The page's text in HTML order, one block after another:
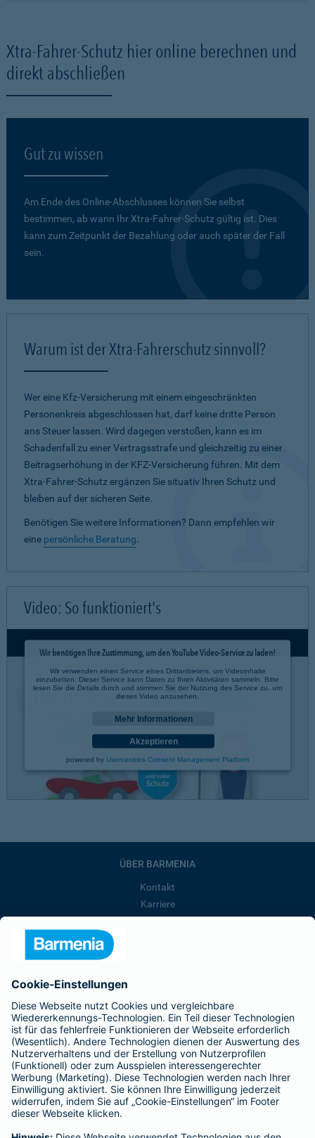
Xtra-Fahrer-Schutz hier online berechnen und
direkt abschließen
Gut zu wissen
Am Ende des Online-Abschlusses können Sie selbst
bestimmen, ab wann Ihr Xtra-Fahrer-Schutz gültig ist. Dies
kann zum Zeitpunkt der Bezahlung oder auch später der Fall
sein.
Warum ist der Xtra-Fahrerschutz sinnvoll?
Wer eine Kfz-Versicherung mit einem eingeschränkten
Personenkreis abgeschlossen hat, darf keine dritte Person
ans Steuer lassen. Wird dagegen verstoßen, kann es im
Schadenfall zu einer Vertragsstrafe und gleichzeitig zu einer
Beitragserhöhung in der KFZ-Versicherung führen. Mit dem
Xtra-Fahrer-Schutz ergänzen Sie situativ Ihren Schutz und
bleiben auf der sicheren Seite.
Benötigen Sie weitere Informationen? Dann empfehlen wir
eine persönliche Beratung.
Video: So funktioniert's
Wir benötigen Ihre Zustimmung, um den YouTube Video-Service zu laden!
Wir verwenden einen Service eines Drittanbieters, um Videoinhalte
einzubetten. Dieser Service kann Daten zu Ihren Aktivitäten sammeln. Bitte
lesen Sie die Details durch und stimmen Sie der Nutzung des Service zu, um
dieses Video anzusehen.
Mehr Informationen
Akzeptieren
powered by Usercentrics Consent Management Platform
ÜBER BARMENIA
Kontakt
Karriere
Barmenia ist Teil der BarmeniaGothaer
BELIEBTE SEITEN
Kranken-Zusatzversicherung
Tierversicherungen
Haftpflichtversicherung
Hausratversicherung